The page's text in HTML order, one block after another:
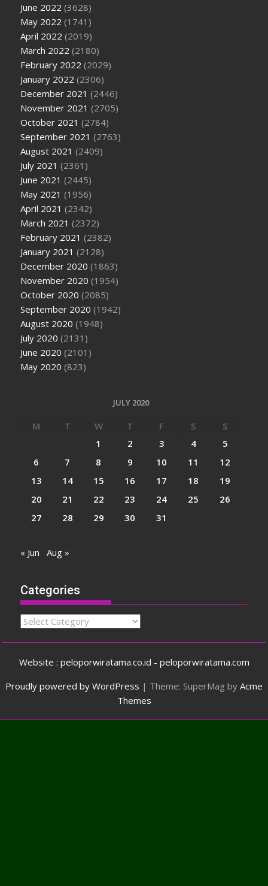
June 2022 (3628)
May 2022 (1741)
April 2022 (2019)
March 2022 (2180)
February 2022 (2029)
January 2022 (2306)
December 2021 (2446)
November 2021 (2705)
October 2021 (2784)
September 2021 (2763)
August 2021 (2409)
July 2021 (2361)
June 2021 (2445)
May 2021 (1956)
April 2021 (2342)
March 2021 (2372)
February 2021 (2382)
January 2021 (2128)
December 2020 (1863)
November 2020 (1954)
October 2020 (2085)
September 2020 (1942)
August 2020 (1948)
July 2020 (2131)
June 2020 (2101)
May 2020 (823)
JULY 2020
M T W T F S
S
1
2 3 4
5
6
7 8 9 10 11
12
13
14 15 16 17 18
19
20
21 22 23 24 25
26
27
28 29 30 31
« Jun Aug »
Categories
Categories
Website : peloporwiratama.co.id - peloporwiratama.com
Proudly powered by WordPress | Theme: SuperMag by Acme
Themes